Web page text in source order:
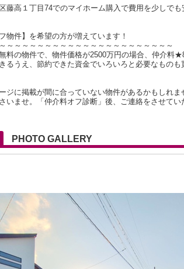
藤高１丁目74でのマイホーム購入で費用を少しで
物件】を希望の方が増えています！
～～～～～～～～～～～～～～～～～～～～～～
料の物件で、物件価格が2500万円の場合、仲介
るうえ、節約できた資金でいろいろと必要なもの
ジに掲載が間に合っていない物件があるかもしれ
いませ。「仲介料オフ診断」後、ご連絡をさせてい
PHOTO GALLERY